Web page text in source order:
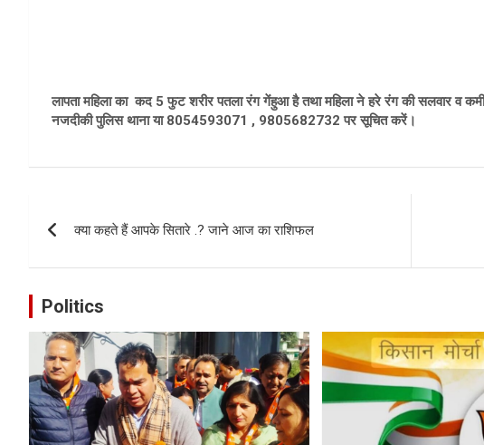
लापता महिला का कद 5 फुट शरीर पतला रंग गेंहुआ है तथा महिला ने हरे रंग की सलवार व
नजदीकी पुलिस थाना या 8054593071 , 9805682732 पर सूचित करें।
क्या कहते हैं आपके सितारे .? जाने आज का राशिफल
Politics